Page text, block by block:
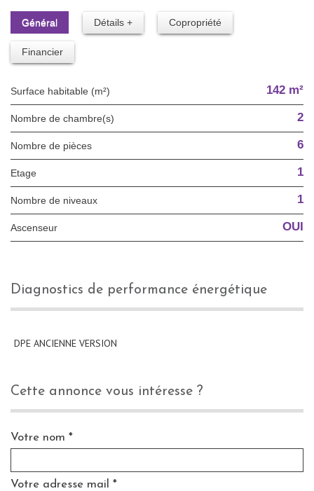
Général Détails + Copropriété
Financier
Surface habitable (m²) 142 m²
Nombre de chambre(s) 2
Nombre de pièces 6
Etage 1
Nombre de niveaux 1
Ascenseur OUI
diagnostics de performance énergétique
DPE ANCIENNE VERSION
cette annonce vous intéresse ?
Votre nom *
Votre adresse mail *